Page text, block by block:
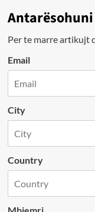
Per te marre artikujt
Email
City
Country